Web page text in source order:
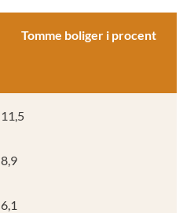
Tomme boliger i procent
11,5
8,9
6,1